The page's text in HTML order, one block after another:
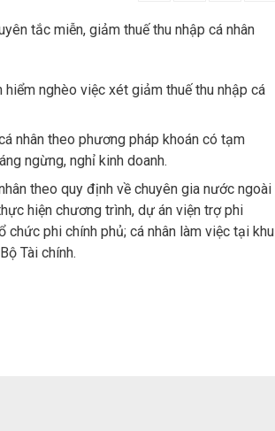
tắc miễn, giảm thuế thu nhập cá nhân
nghèo việc xét giảm thuế thu nhập cá
nhân theo phương pháp khoán có tạm
ngừng, nghỉ kinh doanh.
theo quy định về chuyên gia nước ngoài
hiện chương trình, dự án viện trợ phi
phi chính phủ; cá nhân làm việc tại khu
Tài chính.